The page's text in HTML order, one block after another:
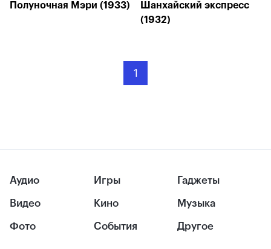
Полуночная Мэри (1933)
Шанхайский экспресс
(1932)
1
Аудио
Видео
Фото
Игры
Кино
События
Гаджеты
Музыка
Другое